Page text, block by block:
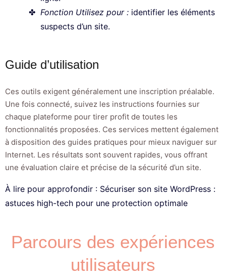
Fonction Utilisez pour : identifier les éléments
suspects d’un site.
Guide d’utilisation
Ces outils exigent généralement une inscription préalable.
Une fois connecté, suivez les instructions fournies sur
chaque plateforme pour tirer profit de toutes les
fonctionnalités proposées. Ces services mettent également
à disposition des guides pratiques pour mieux naviguer sur
Internet. Les résultats sont souvent rapides, vous offrant
une évaluation claire et précise de la sécurité d’un site.
À lire pour approfondir : Sécuriser son site WordPress :
astuces high-tech pour une protection optimale
Parcours des expériences
utilisateurs